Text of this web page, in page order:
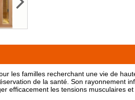
les familles recherchant une vie de
de la santé. Son rayonnement
efficacement les tensions musculaires